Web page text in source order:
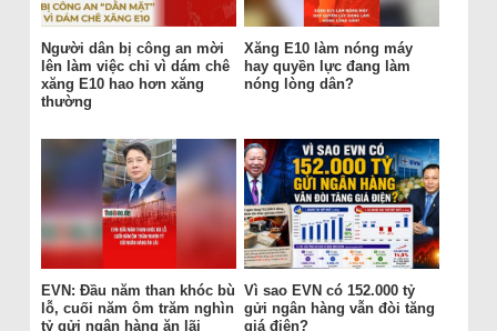
Người dân bị công an mời
lên làm việc chỉ vì dám chê
xăng E10 hao hơn xăng
thường
Xăng E10 làm nóng máy
hay quyền lực đang làm
nóng lòng dân?
EVN: Đầu năm than khóc bù
lỗ, cuối năm ôm trăm nghìn
tỷ gửi ngân hàng ăn lãi
Vì sao EVN có 152.000 tỷ
gửi ngân hàng vẫn đòi tăng
giá điện?